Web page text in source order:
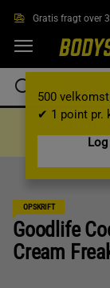
Gratis fragt over
500
✔ 1 point pr.
Log
Log
OPSKRIFT
Goodlife
Cream